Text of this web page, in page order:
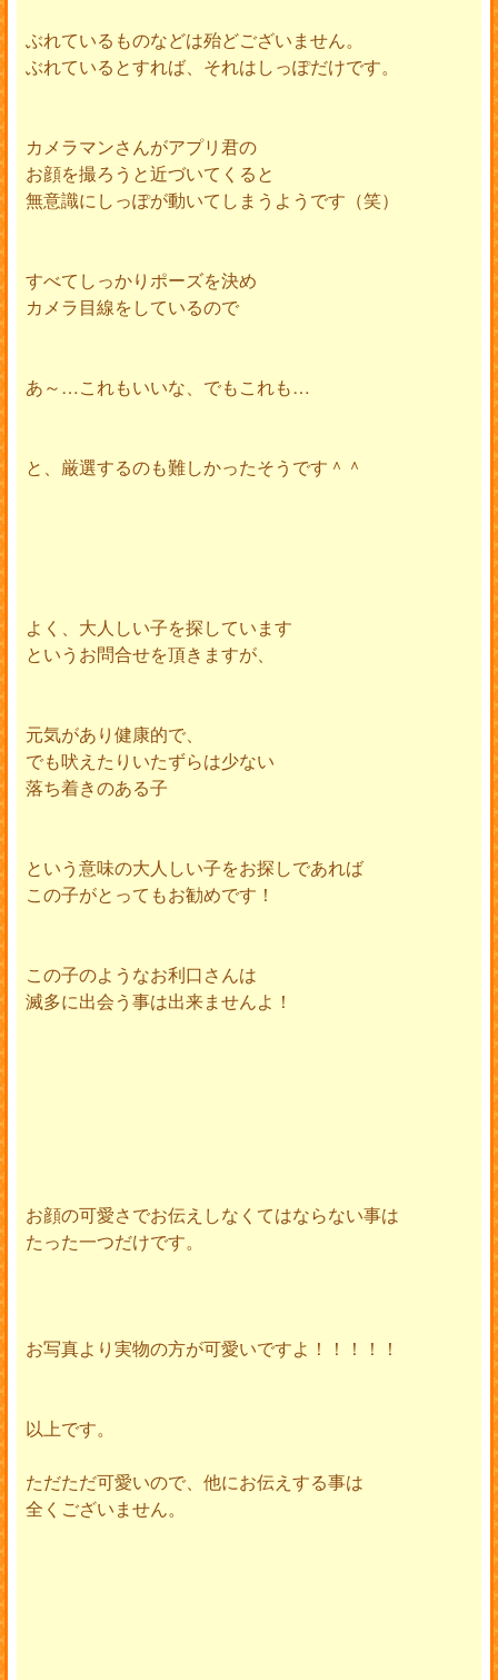
ぶれているものなどは殆どございません。
ぶれているとすれば、それはしっぽだけです。
カメラマンさんがアプリ君の
お顔を撮ろうと近づいてくると
無意識にしっぽが動いてしまうようです（笑）
すべてしっかりポーズを決め
カメラ目線をしているので
あ～…これもいいな、でもこれも…
と、厳選するのも難しかったそうです＾＾
よく、大人しい子を探しています
というお問合せを頂きますが、
元気があり健康的で、
でも吠えたりいたずらは少ない
落ち着きのある子
という意味の大人しい子をお探しであれば
この子がとってもお勧めです！
この子のようなお利口さんは
滅多に出会う事は出来ませんよ！
お顔の可愛さでお伝えしなくてはならない事は
たった一つだけです。
お写真より実物の方が可愛いですよ！！！！！
以上です。
ただただ可愛いので、他にお伝えする事は
全くございません。